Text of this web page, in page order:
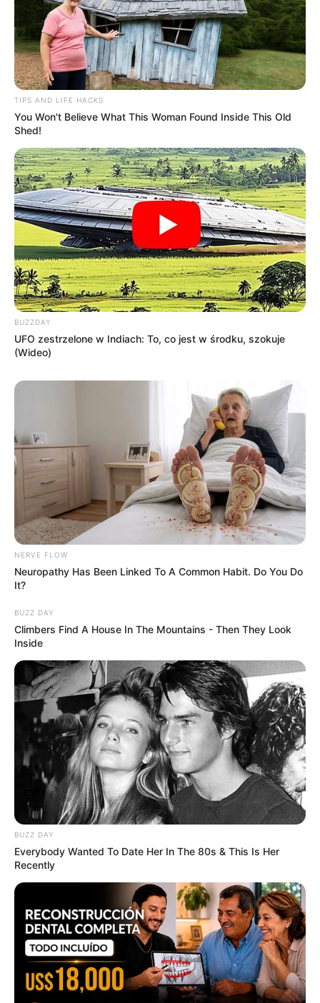
TIPS AND LIFE HACKS
You Won't Believe What This Woman Found Inside This Old
Shed!
BUZZDAY
UFO zestrzelone w Indiach: To, co jest w środku, szokuje
(Wideo)
NERVE FLOW
Neuropathy Has Been Linked To A Common Habit. Do You Do
It?
BUZZ DAY
Climbers Find A House In The Mountains - Then They Look
Inside
BUZZ DAY
Everybody Wanted To Date Her In The 80s & This Is Her
Recently